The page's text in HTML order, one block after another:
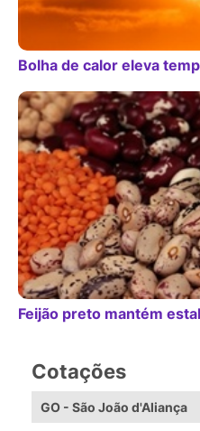
Bolha de calor eleva
Feijão preto mantém
Cotações
GO - São João d'Aliança